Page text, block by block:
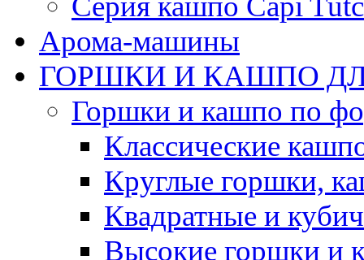
Арома-машины
ГОРШКИ И КАШПО
Горшки и кашпо по
Классические
Круглые горшки,
Квадратные и
Высокие горшки и